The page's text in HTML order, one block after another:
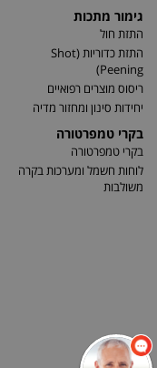
גימור מתכות
התזת חול
התזת כדוריות (Shot
Peening)
ריסוס מוצרים רפואיים
יחידות סינון ומחזור מדיה
בקרי טמפרטורה
בקרי טמפרטורה
לוחות חשמל ומערכות בקרה
משולבות